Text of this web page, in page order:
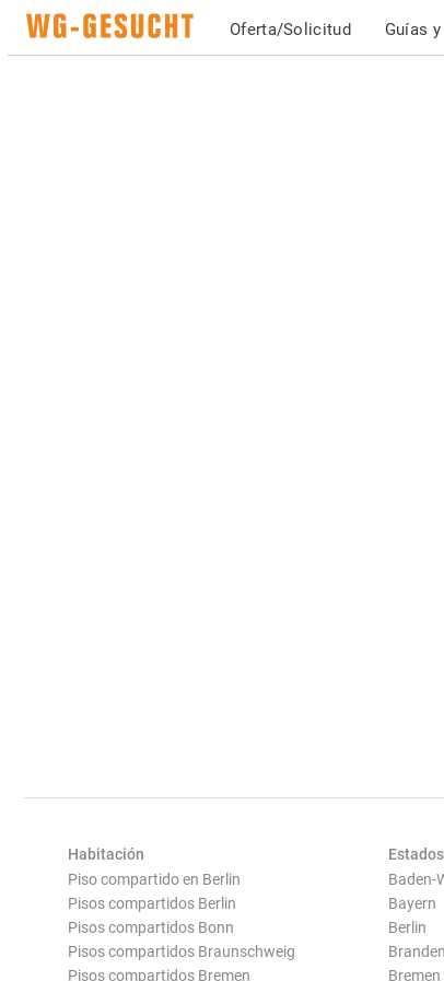
Oferta/Solicitud Guías
Habitación
Piso compartido en Berlin
Pisos compartidos Berlin
Pisos compartidos Bonn
Pisos compartidos Braunschweig
Pisos compartidos Bremen
Baden-
Bayern
Berlin
Bremen